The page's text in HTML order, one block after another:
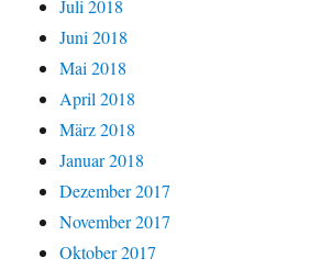
Juli 2018
Juni 2018
Mai 2018
April 2018
März 2018
Januar 2018
Dezember 2017
November 2017
Oktober 2017